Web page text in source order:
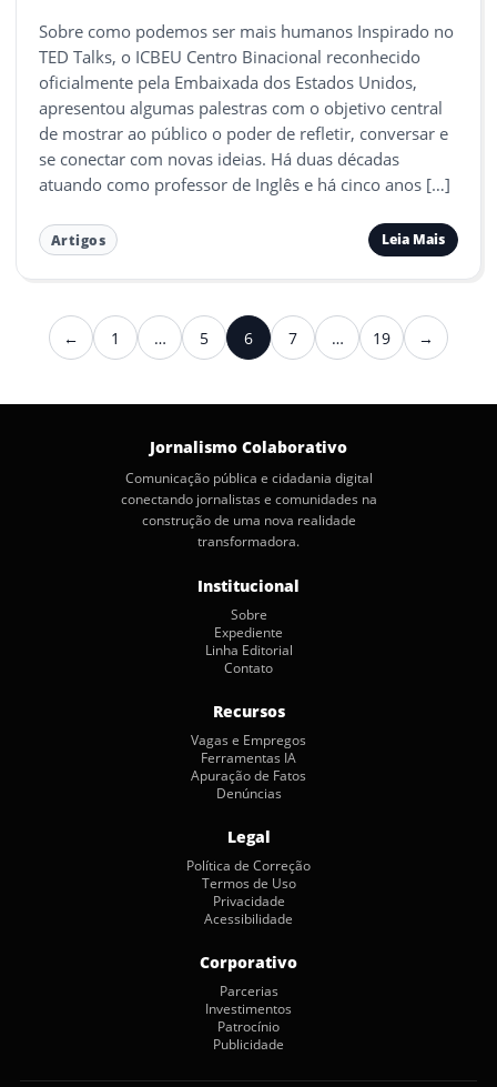
Sobre como podemos ser mais humanos Inspirado no
TED Talks, o ICBEU Centro Binacional reconhecido
oficialmente pela Embaixada dos Estados Unidos,
apresentou algumas palestras com o objetivo central
de mostrar ao público o poder de refletir, conversar e
se conectar com novas ideias. Há duas décadas
atuando como professor de Inglês e há cinco anos […]
Artigos Leia Mais
Paginação
←Anterior
1 … 5 6 7 … 19 →Próximo
Jornalismo Colaborativo
Comunicação pública e cidadania digital
conectando jornalistas e comunidades na
construção de uma nova realidade
transformadora.
Institucional
Sobre
Expediente
Linha Editorial
Contato
Recursos
Vagas e Empregos
Ferramentas IA
Apuração de Fatos
Denúncias
Legal
Política de Correção
Termos de Uso
Privacidade
Acessibilidade
Corporativo
Parcerias
Investimentos
Patrocínio
Publicidade